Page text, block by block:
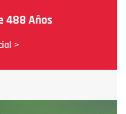
488 Años
>